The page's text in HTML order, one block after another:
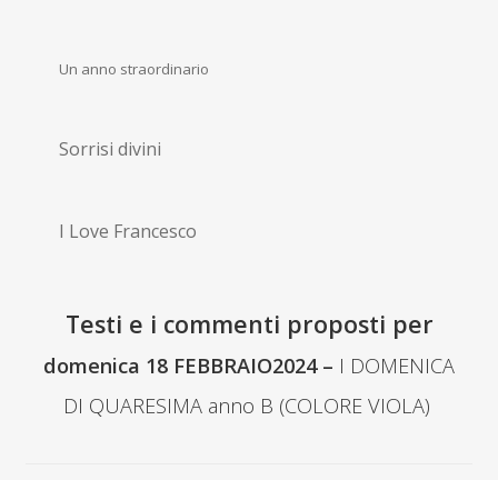
Un anno straordinario
Sorrisi divini
I Love Francesco
Testi e i commenti proposti per
domenica 18 FEBBRAIO2024 – I DOMENICA
DI QUARESIMA anno B (COLORE VIOLA)